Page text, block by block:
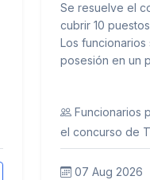
Se resuelve el
cubrir 10
Los
posesión en un
Funcionarios
el concurso de
07 Aug 2026